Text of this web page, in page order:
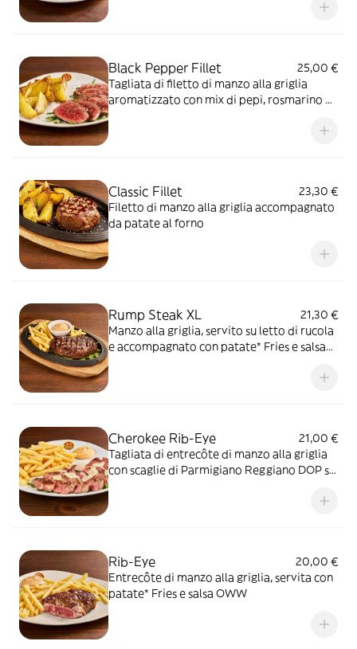
oliva e fiocchi di sale su letto di spinacino, il
Black Pepper Fillet
25,00 €
Tagliata di filetto di manzo alla griglia
aromatizzato con mix di pepi, rosmarino e
Classic Fillet
23,30 €
Filetto di manzo alla griglia accompagnato
da patate al forno
Rump Steak XL
21,30 €
Manzo alla griglia, servito su letto di rucola
e accompagnato con patate* Fries e salsa
Cherokee Rib-Eye
21,00 €
Tagliata di entrecôte di manzo alla griglia
con scaglie di Parmigiano Reggiano DOP su
Rib-Eye
20,00 €
Entrecôte di manzo alla griglia, servita con
patate* Fries e salsa OWW